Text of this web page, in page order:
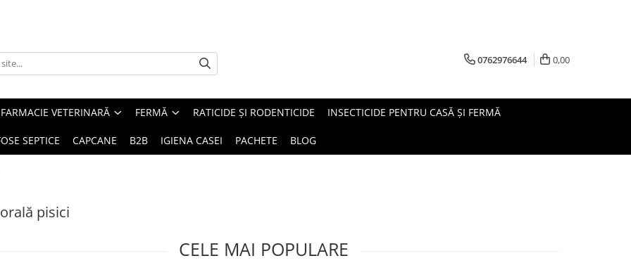
0762976644 0,00
FARMACIE VETERINARĂ FERMĂ RATICIDE ȘI RODENTICIDE INSECTICIDE PENTRU CASĂ ȘI FERMĂ
SEPTICE CAPCANE B2B IGIENA CASEI PACHETE BLOG
pisici
CELE MAI POPULARE